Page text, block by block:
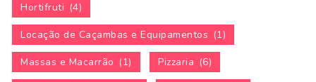
Hortifruti (4)
Locação de Caçambas e Equipamentos (1)
Massas e Macarrão (1) Pizzaria (6)